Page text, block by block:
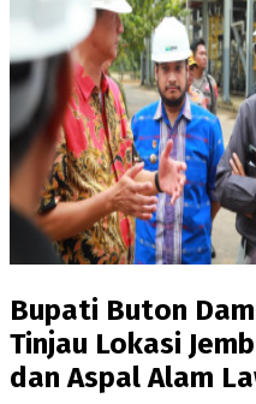
Bupati Buton
Tinjau Lokasi
dan Aspal Alam